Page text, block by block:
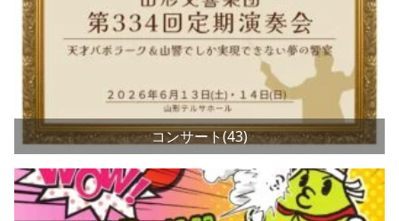
コンサート(43)